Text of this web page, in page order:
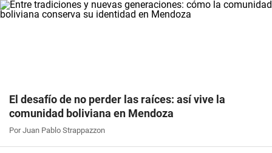
El desafío de no perder las raíces: así vive la
comunidad boliviana en Mendoza
Por Juan Pablo Strappazzon